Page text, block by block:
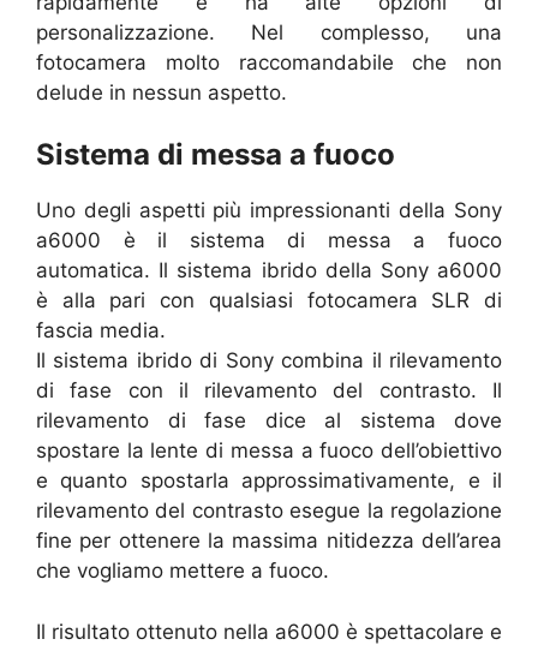
personalizzazione. Nel complesso, una
fotocamera molto raccomandabile che non
delude in nessun aspetto.
Sistema di messa a fuoco
Uno degli aspetti più impressionanti della Sony
a6000 è il sistema di messa a fuoco
automatica. Il sistema ibrido della Sony a6000
è alla pari con qualsiasi fotocamera SLR di
fascia media.
Il sistema ibrido di Sony combina il rilevamento
di fase con il rilevamento del contrasto. Il
rilevamento di fase dice al sistema dove
spostare la lente di messa a fuoco dell’obiettivo
e quanto spostarla approssimativamente, e il
rilevamento del contrasto esegue la regolazione
fine per ottenere la massima nitidezza dell’area
che vogliamo mettere a fuoco.
Il risultato ottenuto nella a6000 è spettacolare e